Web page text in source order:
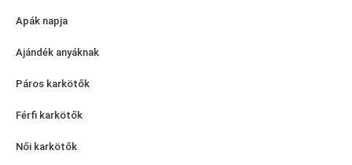
Apák napja
Ajándék anyáknak
Páros karkötők
Férfi karkötők
Női karkötők